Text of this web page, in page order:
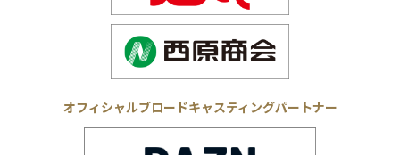
オフィシャルブロードキャスティングパートナー